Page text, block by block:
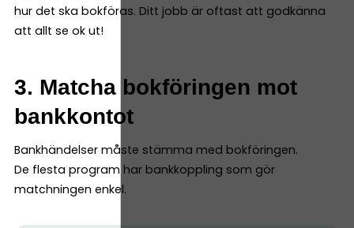
hur det ska bokföras. Ditt jobb är oftast att godkänna
att allt se ok ut!
3. Matcha bokföringen mot
bankkontot
Bankhändelser måste stämma med bokföringen.
De flesta program har bankkoppling som gör
matchningen enkel.